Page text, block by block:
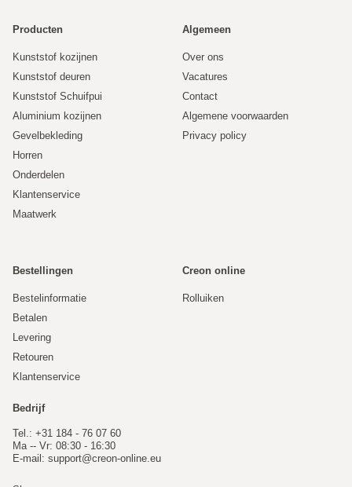
Producten
Kunststof kozijnen
Kunststof deuren
Kunststof Schuifpui
Aluminium kozijnen
Gevelbekleding
Horren
Onderdelen
Klantenservice
Maatwerk
Algemeen
Over ons
Vacatures
Contact
Algemene voorwaarden
Privacy policy
Bestellingen
Bestelinformatie
Betalen
Levering
Retouren
Klantenservice
Creon online
Rolluiken
Bedrijf
Tel.: +31 184 - 76 07 60
Ma -- Vr: 08:30 - 16:30
E-mail: support@creon-online.eu